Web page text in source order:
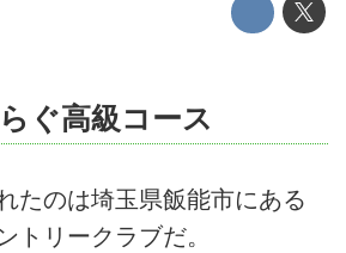
ぐ高級コース
たのは埼玉県飯能市にある
トリークラブだ。